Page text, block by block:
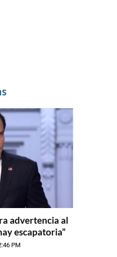
advertencia al
escapatoria”
PM